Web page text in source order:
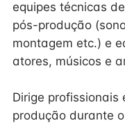
equipes técnicas
pós-produção
montagem etc.) e
atores, músicos e
Dirige profissionais
produção durante